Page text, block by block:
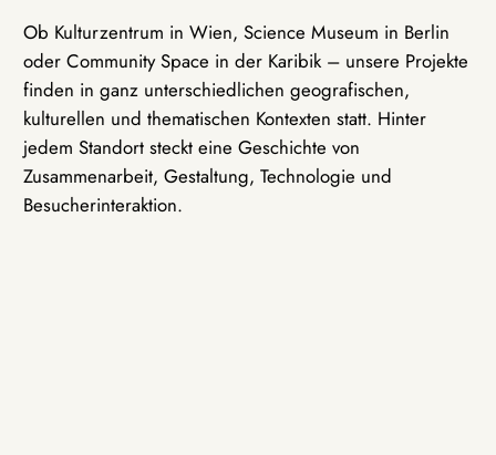
Ob Kulturzentrum in Wien, Science Museum in Berlin
oder Community Space in der Karibik – unsere Projekte
finden in ganz unterschiedlichen geografischen,
kulturellen und thematischen Kontexten statt. Hinter
jedem Standort steckt eine Geschichte von
Zusammenarbeit, Gestaltung, Technologie und
Besucherinteraktion.